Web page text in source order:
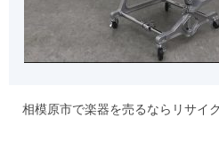
相模原市で楽器を売るならリサイ